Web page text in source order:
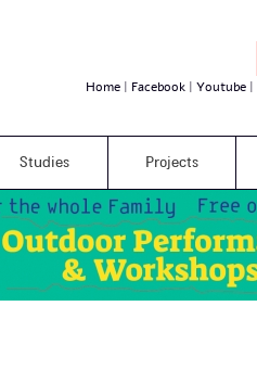
Home Facebook Youtube
Studies Projects